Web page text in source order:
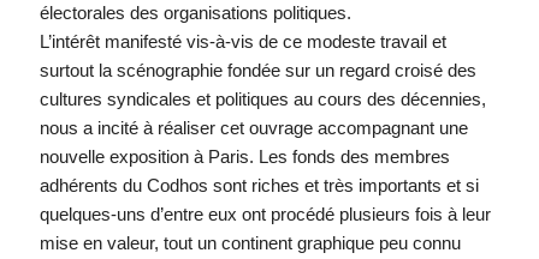
électorales des organisations politiques.
L’intérêt manifesté vis-à-vis de ce modeste travail et
surtout la scénographie fondée sur un regard croisé des
cultures syndicales et politiques au cours des décennies,
nous a incité à réaliser cet ouvrage accompagnant une
nouvelle exposition à Paris. Les fonds des membres
adhérents du Codhos sont riches et très importants et si
quelques-uns d’entre eux ont procédé plusieurs fois à leur
mise en valeur, tout un continent graphique peu connu